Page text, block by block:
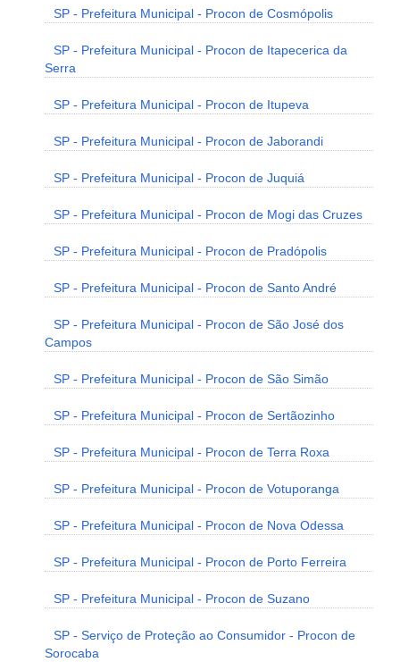
SP - Prefeitura Municipal - Procon de Cosmópolis
SP - Prefeitura Municipal - Procon de Itapecerica da
Serra
SP - Prefeitura Municipal - Procon de Itupeva
SP - Prefeitura Municipal - Procon de Jaborandi
SP - Prefeitura Municipal - Procon de Juquiá
SP - Prefeitura Municipal - Procon de Mogi das Cruzes
SP - Prefeitura Municipal - Procon de Pradópolis
SP - Prefeitura Municipal - Procon de Santo André
SP - Prefeitura Municipal - Procon de São José dos
Campos
SP - Prefeitura Municipal - Procon de São Simão
SP - Prefeitura Municipal - Procon de Sertãozinho
SP - Prefeitura Municipal - Procon de Terra Roxa
SP - Prefeitura Municipal - Procon de Votuporanga
SP - Prefeitura Municipal - Procon de Nova Odessa
SP - Prefeitura Municipal - Procon de Porto Ferreira
SP - Prefeitura Municipal - Procon de Suzano
SP - Serviço de Proteção ao Consumidor - Procon de
Sorocaba